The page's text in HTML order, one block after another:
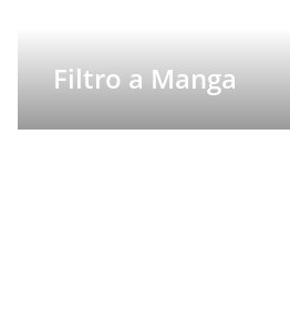
Filtro a Manga